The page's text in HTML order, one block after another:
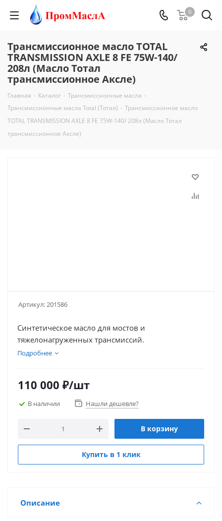
0
Трансмиссионное масло TOTAL
TRANSMISSION AXLE 8 FE 75W-140/
208л (Масло Тотал
трансмиссионное Аксле)
Главная - Каталог - Трансмиссионные масла -
Трансмиссионные масла Total (Тотал) - Трансмиссионное масло
TOTAL TRANSMISSION AXLE 8 FE 75W-140/ 208л (Масло Тотал
трансмиссионное Аксле)
Артикул:201586
Синтетическое масло для мостов и
тяжелонагруженных трансмиссий.
Подробнее
110 000 ₽/шт
В наличии Нашли дешевле?
В корзину
Купить в 1 клик
Описание